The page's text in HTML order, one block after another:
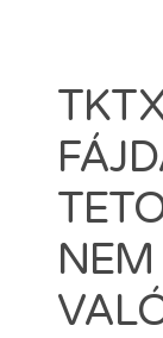
Dermacain 50g
Kosár
ÜZLETI
Search
for:
VÁLASSZON